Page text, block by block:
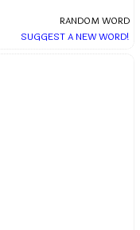
RANDOM WORD
SUGGEST A NEW WORD!